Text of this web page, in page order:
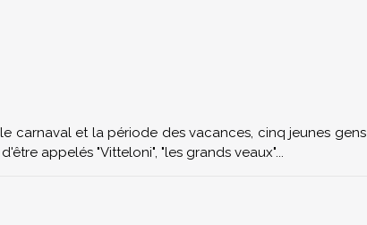
carnaval et la période des vacances, cinq jeunes gens
appelés "Vitteloni", "les grands veaux"...